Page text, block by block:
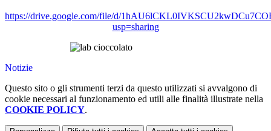
https://drive.google.com/file/d/
usp=sharing
Notizie
Questo sito o gli strumenti terzi da questo utilizzati si avvalgono di
cookie necessari al funzionamento ed utili alle finalità illustrate nella
COOKIE POLICY.